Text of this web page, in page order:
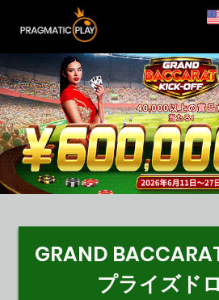
GRAND
プライズド